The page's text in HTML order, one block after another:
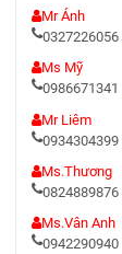
Mr Ánh
0327226056
Ms Mỹ
0986671341
Mr Liêm
0934304399
Ms.Thương
0824889876
Ms.Vân Anh
0942290940